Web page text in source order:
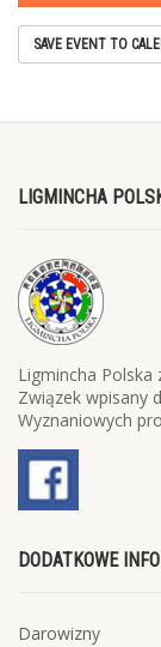
SAVE EVENT TO
LIGMINCHA
Ligmincha Polska
Związek wpisany
Wyznaniowych
DODATKOWE
Darowizny